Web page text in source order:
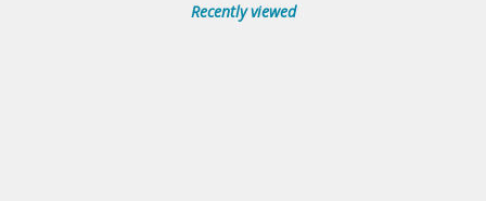
Recently viewed